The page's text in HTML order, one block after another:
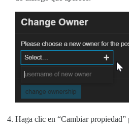
Haga clic en “Cambiar